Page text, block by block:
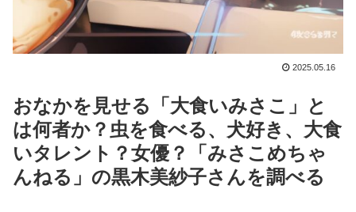
2025.05.16
おなかを見せる「大食いみさこ」と
は何者か？虫を食べる、犬好き、大食
いタレント？女優？「みさこめちゃ
んねる」の黒木美紗子さんを調べる